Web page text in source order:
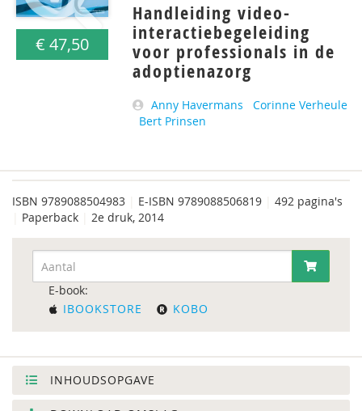
€ 47,50
Handleiding video-
interactiebegeleiding
voor professionals in de
adoptienazorg
Anny Havermans
Corinne Verheule
Bert Prinsen
ISBN 9789088504983 E-ISBN 9789088506819
492 pagina's
Paperback 2e druk, 2014
E-book:
IBOOKSTORE
KOBO
INHOUDSOPGAVE